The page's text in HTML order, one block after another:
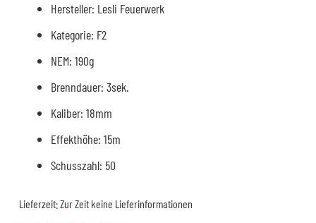
Hersteller: Lesli Feuerwerk
Kategorie: F2
NEM: 190g
Brenndauer: 3sek.
Kaliber: 18mm
Effekthöhe: 15m
Schusszahl: 50
Lieferzeit:Zur Zeit keine Lieferinformationen